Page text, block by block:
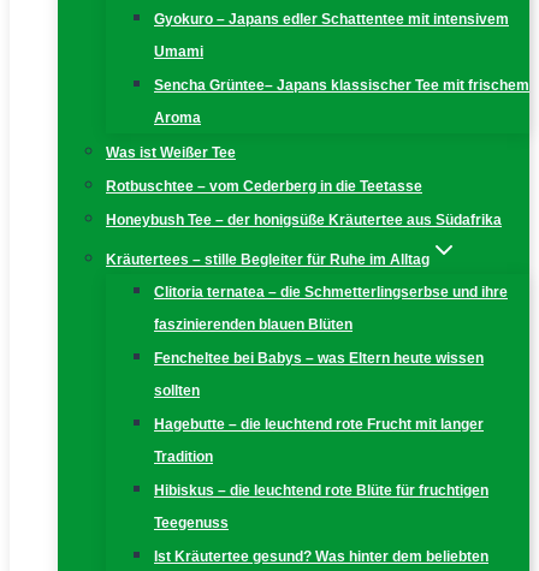
Gyokuro – Japans edler Schattentee mit intensivem
Umami
Sencha Grüntee– Japans klassischer Tee mit frischem
Aroma
Was ist Weißer Tee
Rotbuschtee – vom Cederberg in die Teetasse
Honeybush Tee – der honigsüße Kräutertee aus Südafrika
Kräutertees – stille Begleiter für Ruhe im Alltag
Clitoria ternatea – die Schmetterlingserbse und ihre
faszinierenden blauen Blüten
Fencheltee bei Babys – was Eltern heute wissen
sollten
Hagebutte – die leuchtend rote Frucht mit langer
Tradition
Hibiskus – die leuchtend rote Blüte für fruchtigen
Teegenuss
Ist Kräutertee gesund? Was hinter dem beliebten